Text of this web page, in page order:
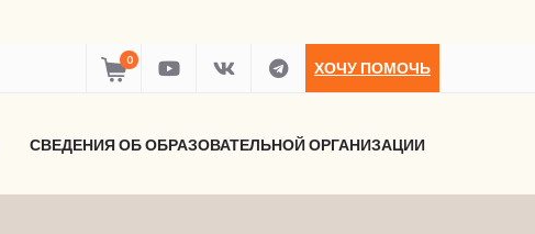
0 ХОЧУ ПОМОЧЬ
СВЕДЕНИЯ ОБ ОБРАЗОВАТЕЛЬНОЙ ОРГАНИЗАЦИИ